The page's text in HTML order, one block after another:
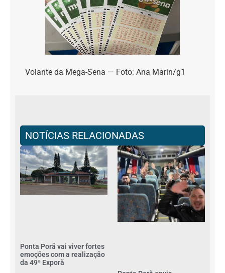
Volante da Mega-Sena — Foto: Ana Marin/g1
NOTÍCIAS RELACIONADAS
Ponta Porã vai viver fortes
emoções com a realização
da 49ª Exporã